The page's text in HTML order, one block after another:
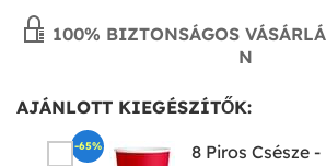
100% BIZTONSÁGOS
N
AJÁNLOTT KIEGÉSZÍTŐK:
8 Piros Csésze
-65%